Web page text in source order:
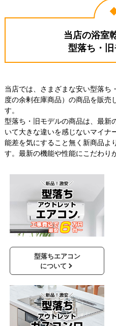
当店の浴室
型落ち・
当店では、さまざまな安い型落ち
度の余剰在庫商品）の商品を販売
す。
型落ち・旧モデルの商品は、最新
いて大きな違いを感じないマイナ
能差を気にすること無く新商品よ
す。最新の機能や性能にこだわり
型落ちエアコン
について